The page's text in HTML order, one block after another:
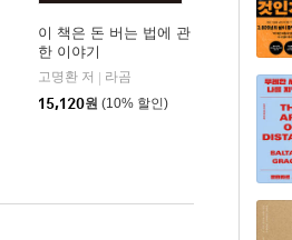
이 책은 돈 버는 법에 관
한 이야기
고명환 저
라곰
15,120원 (10% 할인)